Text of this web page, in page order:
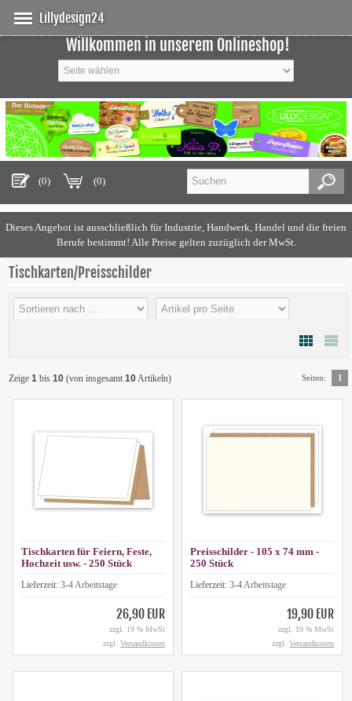
Lillydesign24
Willkommen in unserem Onlineshop!
(0)
(0)
Dieses Angebot ist ausschließlich für Industrie, Handwerk, Handel und die freien
Berufe bestimmt! Alle Preise gelten zuzüglich der MwSt.
Tischkarten/Preisschilder
Zeige 1 bis 10 (von insgesamt 10 Artikeln) Seiten: 1
Tischkarten für Feiern, Feste,
Hochzeit usw. - 250 Stück
Lieferzeit: 3-4 Arbeitstage
26,90 EUR
zzgl. 19 % MwSt
zzgl.Versandkosten
Preisschilder - 105 x 74 mm -
250 Stück
Lieferzeit:3-4 Arbeitstage
19,90 EUR
zzgl. 19 % MwSt
zzgl.Versandkosten